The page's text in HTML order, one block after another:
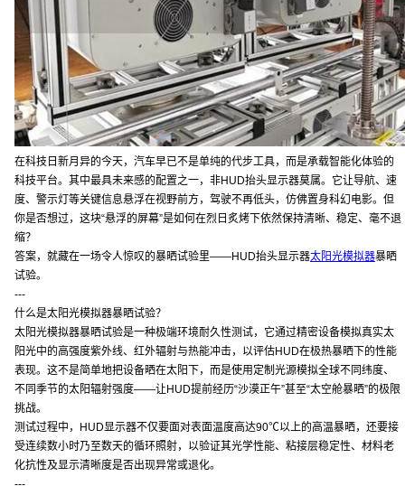
在科技日新月异的今天，汽车早已不是单纯的代步工具，而是承载智能化体验的
科技平台。其中最具未来感的配置之一，非HUD抬头显示器莫属。它让导航、速
度、警示灯等关键信息悬浮在视野前方，驾驶不再低头，仿佛置身科幻电影。但
你是否想过，这块“悬浮的屏幕”是如何在烈日炙烤下依然保持清晰、稳定、毫不退
缩？
答案，就藏在一场令人惊叹的暴晒试验里——HUD抬头显示器太阳光模拟器暴晒
试验。
---
什么是太阳光模拟器暴晒试验？
太阳光模拟器暴晒试验是一种极端环境耐久性测试，它通过精密设备模拟真实太
阳光中的高强度紫外线、红外辐射与热能冲击，以评估HUD在极热暴晒下的性能
表现。这不是简单地把设备晒在太阳下，而是使用定制光源模拟全球不同纬度、
不同季节的太阳辐射强度——让HUD提前经历“沙漠正午”甚至“太空舱暴晒”的极限
挑战。
测试过程中，HUD显示器不仅要面对表面温度高达90℃以上的高温暴晒，还要接
受连续数小时乃至数天的循环照射，以验证其光学性能、粘接层稳定性、材料老
化抗性及显示清晰度是否出现异常或退化。